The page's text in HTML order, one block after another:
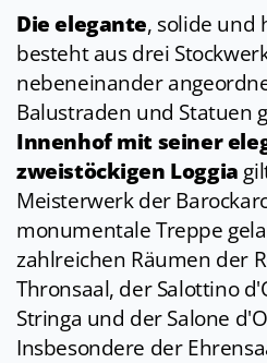
Die elegante, solide und
besteht aus drei
nebeneinander
Balustraden und Statuen
Innenhof mit seiner
zweistöckigen Loggia
Meisterwerk der
monumentale Treppe
zahlreichen Räumen der
Thronsaal, der Salottino
Stringa und der Salone
Insbesondere der